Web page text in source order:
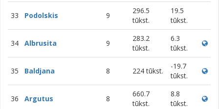
33 Podolskis 9
296.5
tūkst.
19.5
tūkst.
34 Albrusita 9
283.2
tūkst.
6.3
tūkst.
35 Baldjana 8 224 tūkst.
-19.7
tūkst.
36 Argutus 8
660.7
tūkst.
8.8
tūkst.